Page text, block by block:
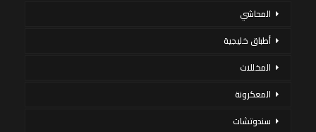
المحاشي
أطباق خليجية
المخللات
المعكرونة
سندوتشات